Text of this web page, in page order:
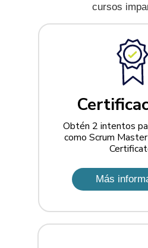
cursos
Obtén 2 intentos
como Scrum
Más